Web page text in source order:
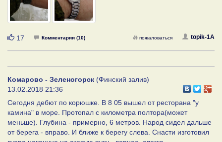
Нравится
17 Комментарии (10) topik-1A
пожаловаться
Комарово - Зеленогорск (Финский залив)
13.02.2018 21:36
Сегодня дебют по корюшке. В 8 05 вышел от ресторана "у
камина" в море. Протопал с километра полтора(может
меньше). Глубина - примерно, 6 метров. Народ сидел дальше
от берега - вправо. И ближе к берегу слева. Снасти изготовил